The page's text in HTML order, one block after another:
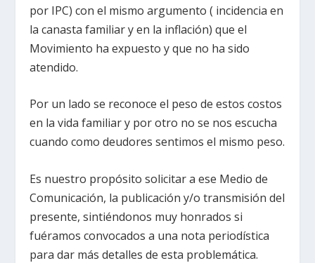
por IPC) con el mismo argumento ( incidencia en
la canasta familiar y en la inflación) que el
Movimiento ha expuesto y que no ha sido
atendido.
Por un lado se reconoce el peso de estos costos
en la vida familiar y por otro no se nos escucha
cuando como deudores sentimos el mismo peso.
Es nuestro propósito solicitar a ese Medio de
Comunicación, la publicación y/o transmisión del
presente, sintiéndonos muy honrados si
fuéramos convocados a una nota periodística
para dar más detalles de esta problemática.